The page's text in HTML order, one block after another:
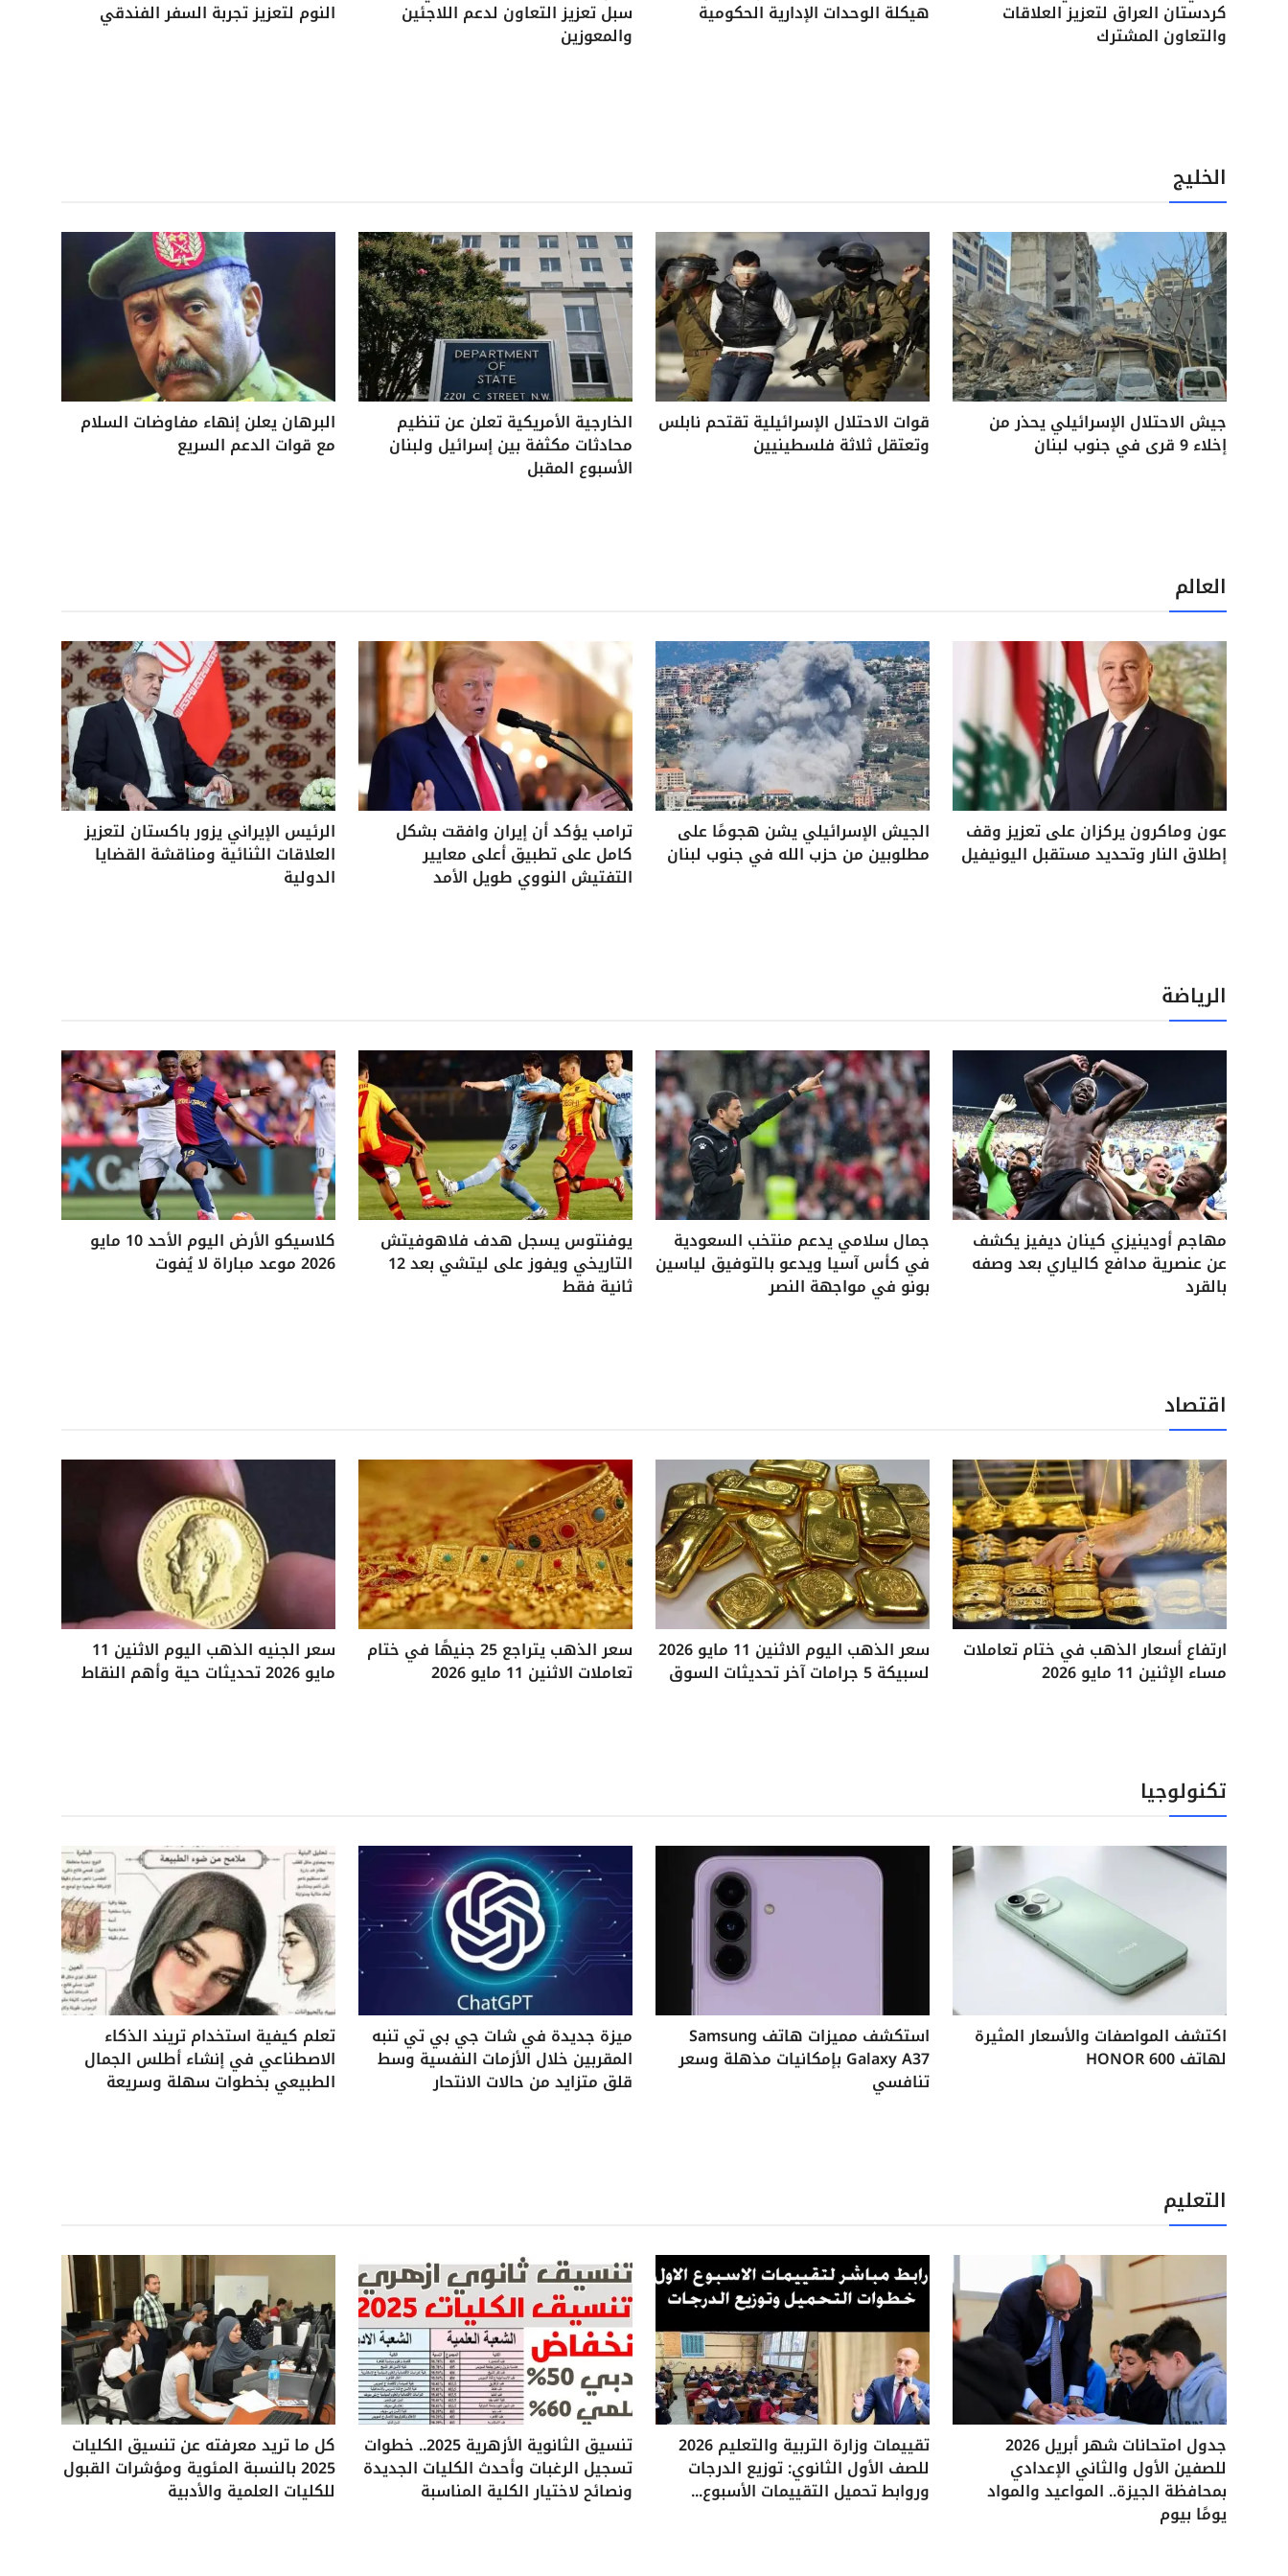
كردستان العراق لتعزيز العلاقات
والتعاون المشترك
هيكلة الوحدات الإدارية الحكومية سبل تعزيز التعاون لدعم اللاجئين
والمعوزين
النوم لتعزيز تجربة السفر الفندقي
الخليج
جيش الاحتلال الإسرائيلي يحذر من
إخلاء 9 قرى في جنوب لبنان
قوات الاحتلال الإسرائيلية تقتحم نابلس
وتعتقل ثلاثة فلسطينيين
الخارجية الأمريكية تعلن عن تنظيم
محادثات مكثفة بين إسرائيل ولبنان
الأسبوع المقبل
البرهان يعلن إنهاء مفاوضات السلام
مع قوات الدعم السريع
العالم
عون وماكرون يركزان على تعزيز وقف
إطلاق النار وتحديد مستقبل اليونيفيل
الجيش الإسرائيلي يشن هجومًا على
مطلوبين من حزب الله في جنوب لبنان
ترامب يؤكد أن إيران وافقت بشكل
كامل على تطبيق أعلى معايير
التفتيش النووي طويل الأمد
الرئيس الإيراني يزور باكستان لتعزيز
العلاقات الثنائية ومناقشة القضايا
الدولية
الرياضة
مهاجم أودينيزي كينان ديفيز يكشف
عن عنصرية مدافع كالياري بعد وصفه
بالقرد
جمال سلامي يدعم منتخب السعودية
في كأس آسيا ويدعو بالتوفيق لياسين
بونو في مواجهة النصر
يوفنتوس يسجل هدف فلاهوفيتش
التاريخي ويفوز على ليتشي بعد 12
ثانية فقط
كلاسيكو الأرض اليوم الأحد 10 مايو
2026 موعد مباراة لا يُفوت
اقتصاد
ارتفاع أسعار الذهب في ختام تعاملات
مساء الإثنين 11 مايو 2026
سعر الذهب اليوم الاثنين 11 مايو 2026
لسبيكة 5 جرامات آخر تحديثات السوق
سعر الذهب يتراجع 25 جنيهًا في ختام
تعاملات الاثنين 11 مايو 2026
سعر الجنيه الذهب اليوم الاثنين 11
مايو 2026 تحديثات حية وأهم النقاط
تكنولوجيا
اكتشف المواصفات والأسعار المثيرة
لهاتف HONOR 600
استكشف مميزات هاتف Samsung
Galaxy A37 بإمكانيات مذهلة وسعر
تنافسي
ميزة جديدة في شات جي بي تي تنبه
المقربين خلال الأزمات النفسية وسط
قلق متزايد من حالات الانتحار
تعلم كيفية استخدام تريند الذكاء
الاصطناعي في إنشاء أطلس الجمال
الطبيعي بخطوات سهلة وسريعة
التعليم
جدول امتحانات شهر أبريل 2026
للصفين الأول والثاني الإعدادي
بمحافظة الجيزة.. المواعيد والمواد
يومًا بيوم
تقييمات وزارة التربية والتعليم 2026
للصف الأول الثانوي: توزيع الدرجات
وروابط تحميل التقييمات الأسبوع...
تنسيق الثانوية الأزهرية 2025.. خطوات
تسجيل الرغبات وأحدث الكليات الجديدة
ونصائح لاختيار الكلية المناسبة
كل ما تريد معرفته عن تنسيق الكليات
2025 بالنسبة المئوية ومؤشرات القبول
للكليات العلمية والأدبية